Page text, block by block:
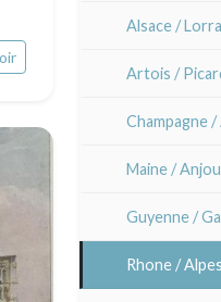
Alsace /
Artois /
Champagne
Maine / Anjou
Guyenne /
Rhone / Alpes